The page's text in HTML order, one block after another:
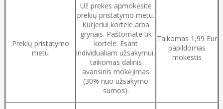
Prekių pristatymo
metu
Už prekes apmokėsite
prekių pristatymo metu.
Kurjeriui kortele arba
grynais. Paštomate tik
kortele. Esant
individualiam užsakymui,
taikomas dalinis
avansinis mokėjimas
(30% nuo užsakymo
sumos).
Taikomas 1,99 Eur
papildomas
mokestis